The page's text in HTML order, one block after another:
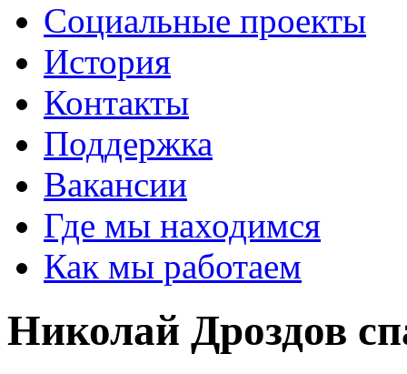
Социальные проекты
История
Контакты
Поддержка
Вакансии
Где мы находимся
Как мы работаем
Николай Дроздов